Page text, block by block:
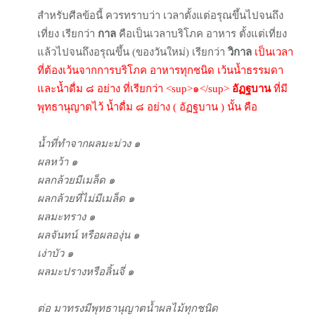
สำหรับศีลข้อนี้ ควรทราบว่า เวลาตั้งแต่อรุณขึ้นไปจนถึง
เที่ยง เรียกว่า กาล คือเป็นเวลาบริโภค อาหาร ตั้งแต่เที่ยง
แล้วไปจนถึงอรุณขึ้น (ของวันใหม่) เรียกว่าวิกาล เป็นเวลา
ที่ต้องเว้นจากการบริโภค อาหารทุกชนิด เว้นน้ำธรรมดา
และน้ำดื่ม ๘ อย่าง ที่เรียกว่า<sup>๑</sup> อัฏฐบานที่มี
พุทธานุญาตไว้ น้ำดื่ม ๘ อย่าง ( อัฏฐบาน ) นั้น คือ
น้ำที่ทำจากผลมะม่วง ๑
ผลหว้า ๑
ผลกล้วยมีเมล็ด ๑
ผลกล้วยที่ไม่มีเมล็ด ๑
ผลมะทราง ๑
ผลจันทน์ หรือผลองุ่น ๑
เง่าบัว ๑
ผลมะปรางหรือลิ้นจี่ ๑
ต่อ มาทรงมีพุทธานุญาตน้ำผลไม้ทุกชนิด